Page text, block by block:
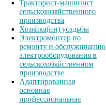
Тракторист-машинист
сельскохозяйственного
производства
Хозяйка(ин) усадьбы
Электромонтер по
ремонту и обслуживанию
электрооборудования в
сельскохозяйственном
производстве
Адаптированная
основная
профессиональная